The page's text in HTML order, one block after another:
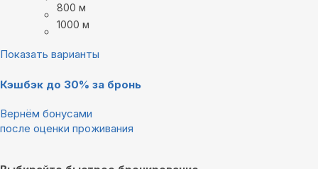
800 м
1000 м
Показать варианты
Кэшбэк до 30% за бронь
Вернём бонусами
после оценки проживания